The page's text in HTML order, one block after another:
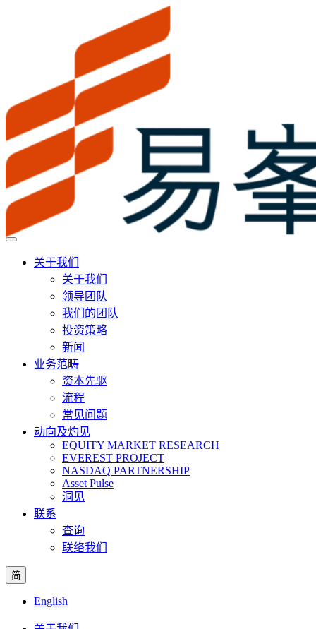
关于我们
关于我们
领导团队
我们的团队
投资策略
新闻
业务范畴
资本先驱
流程
常见问题
动向及灼见
EQUITY MARKET RESEARCH
EVEREST PROJECT
NASDAQ PARTNERSHIP
Asset Pulse
洞见
联系
查询
联络我们
简
English